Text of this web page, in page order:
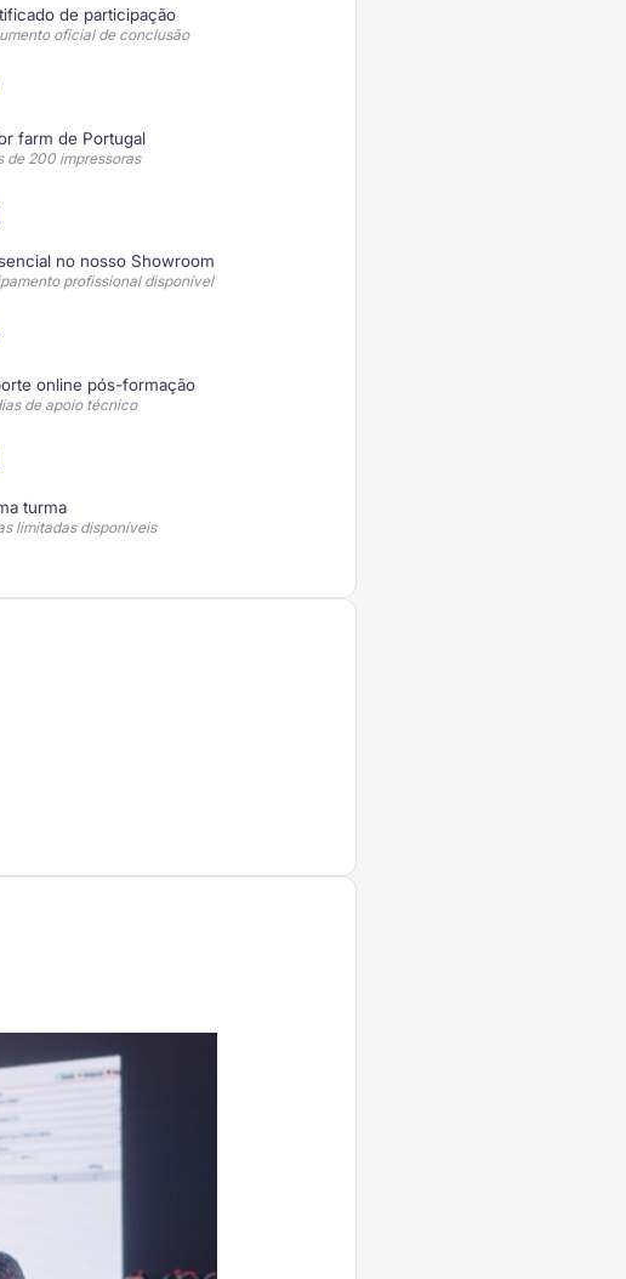
de participação
oficial de conclusão
farm de Portugal
de 200 impressoras
no nosso Showroom
profissional disponível
online pós-formação
de apoio técnico
turma
limitadas disponíveis